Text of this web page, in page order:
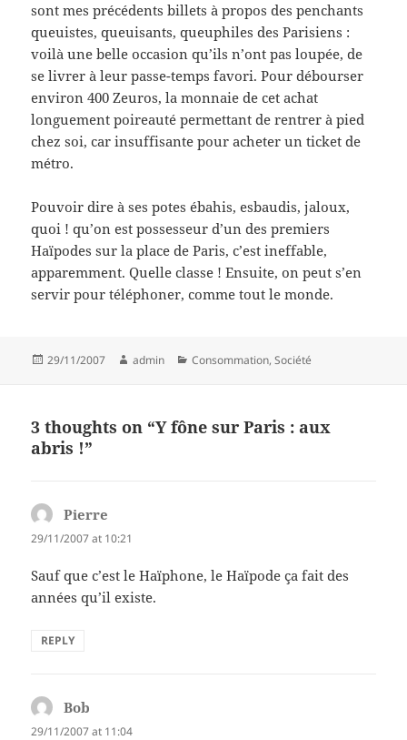
sont mes précédents billets à propos des penchants
queuistes, queuisants, queuphiles des Parisiens :
voilà une belle occasion qu’ils n’ont pas loupée, de
se livrer à leur passe-temps favori. Pour débourser
environ 400 Zeuros, la monnaie de cet achat
longuement poireauté permettant de rentrer à pied
chez soi, car insuffisante pour acheter un ticket de
métro.
Pouvoir dire à ses potes ébahis, esbaudis, jaloux,
quoi ! qu’on est possesseur d’un des premiers
Haïpodes sur la place de Paris, c’est ineffable,
apparemment. Quelle classe ! Ensuite, on peut s’en
servir pour téléphoner, comme tout le monde.
Posted
29/11/2007 Author
admin Categories
Consommation,Société
3 thoughts on “Y fône sur Paris : aux
abris !”
Pierre
29/11/2007 at 10:21
Sauf que c’est le Haïphone, le Haïpode ça fait des
années qu’il existe.
REPLY
Bob
29/11/2007 at 11:04